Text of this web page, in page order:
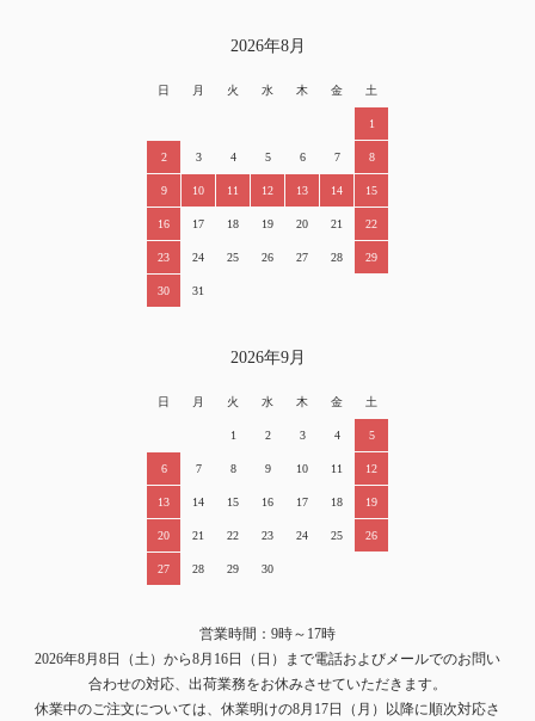
2026年8月
日 月 火 水 木 金 土
1
2 3 4 5 6 7 8
9 10 11 12 13 14 15
16 17 18 19 20 21 22
23 24 25 26 27 28 29
30 31
2026年9月
日 月 火 水 木 金 土
1 2 3 4 5
6 7 8 9 10 11 12
13 14 15 16 17 18 19
20 21 22 23 24 25 26
27 28 29 30
営業時間：9時～17時
2026年8月8日（土）から8月16日（日）まで電話およびメールでのお問い
合わせの対応、出荷業務をお休みさせていただきます。
休業中のご注文については、休業明けの8月17日（月）以降に順次対応さ